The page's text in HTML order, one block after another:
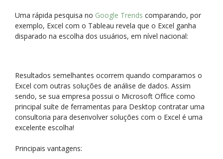
Uma rápida pesquisa no Google Trends comparando, por
exemplo, Excel com o Tableau revela que o Excel ganha
disparado na escolha dos usuários, em nível nacional:
Resultados semelhantes ocorrem quando comparamos o
Excel com outras soluções de análise de dados. Assim
sendo, se sua empresa possui o Microsoft Office como
principal suíte de ferramentas para Desktop contratar uma
consultoria para desenvolver soluções com o Excel é uma
excelente escolha!
Principais vantagens: